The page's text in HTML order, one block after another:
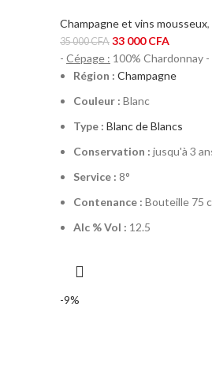
Champagne et vins mousseux,
35 000CFA Le
prix
initial
35
000 CFA.
33 000CFA
prix
actuel
000 CFA.
- Cépage : 100% Chardonnay -
Région : Champagne
Couleur : Blanc
Type : Blanc de Blancs
Conservation : jusqu'à 3
Service : 8°
Contenance : Bouteille 75
Alc % Vol : 12.5
-9%